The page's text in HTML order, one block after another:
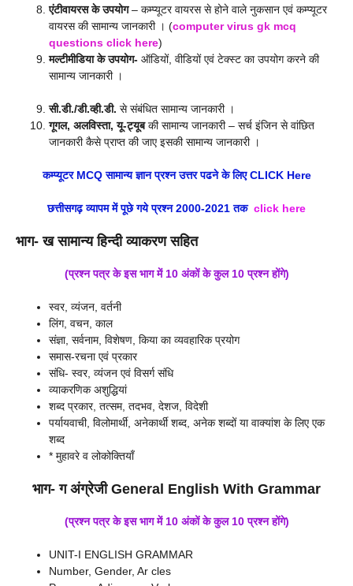
एंटीवायरस के उपयोग– कम्प्यूटर वायरस से होने वाले नुकसान एवं कम्प्यूटर
वायरस की सामान्य जानकारी । (computer virus gk mcq
questions click here)
मल्टीमीडिया के उपयोग- ऑडियों, वीडियों एवं टेक्स्ट का उपयोग करने की
सामान्य जानकारी ।
सी.डी./डी.व्ही.डी. से संबंधित सामान्य जानकारी ।
गूगल, अलविस्ता, यू-ट्यूबकी सामान्य जानकारी – सर्च इंजिन से वांछित
जानकारी कैसे प्राप्त की जाए इसकी सामान्य जानकारी ।
कम्प्यूटर MCQ सामान्य ज्ञान प्रश्न उत्तर पढने के लिए CLICK Here
छत्तीसगढ़ व्यापम में पूछे गये प्रश्न 2000-2021 तक click here
भाग- ख सामान्य हिन्दी व्याकरण सहित
(प्रश्न पत्र के इस भाग में 10 अंकों के कुल 10 प्रश्न होंगे)
स्वर, व्यंजन, वर्तनी
लिंग, वचन, काल
संज्ञा, सर्वनाम, विशेषण, किया का व्यवहारिक प्रयोग
समास-रचना एवं प्रकार
संधि- स्वर, व्यंजन एवं विसर्ग संधि
व्याकरणिक अशुद्धियां
शब्द प्रकार, तत्सम, तदभव, देशज, विदेशी
पर्यायवाची, विलोमार्थी, अनेकार्थी शब्द, अनेक शब्दों या वाक्यांश के लिए एक
शब्द
* मुहावरे व लोकोक्तियाँ
भाग-गअंग्रेजी General English With Grammar
(प्रश्न पत्र के इस भाग में 10 अंकों के कुल 10 प्रश्न होंगे)
UNIT-I ENGLISH GRAMMAR
Number, Gender, Ar cles